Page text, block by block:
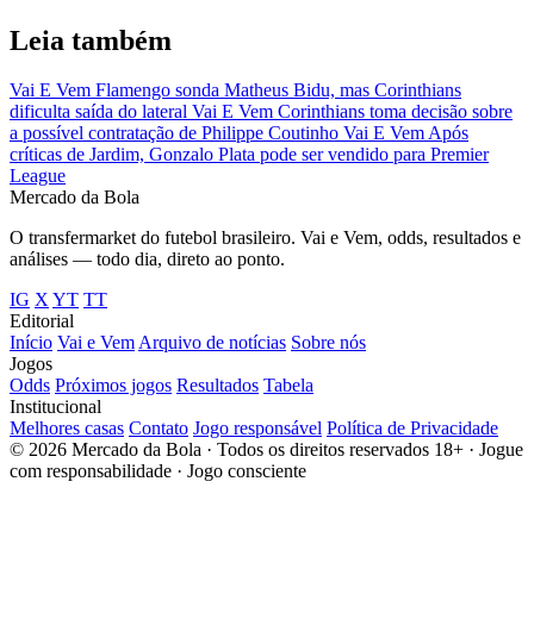
Leia também
Vai E Vem Flamengo sonda Matheus Bidu, mas Corinthians
dificulta saída do lateral Vai E Vem Corinthians toma decisão sobre
a possível contratação de Philippe Coutinho Vai E VemApós
críticas de Jardim, Gonzalo Plata pode ser vendido para Premier
League
Mercado da Bola
O transfermarket do futebol brasileiro. Vai e Vem, odds, resultados e
análises — todo dia, direto ao ponto.
IG XYT TT
Editorial
Início Vai e VemArquivo de notícias Sobre nós
Jogos
Odds Próximos jogos Resultados Tabela
Institucional
Melhores casas Contato Jogo responsável Política de Privacidade
© 2026 Mercado da Bola · Todos os direitos reservados 18+ · Jogue
com responsabilidade · Jogo consciente